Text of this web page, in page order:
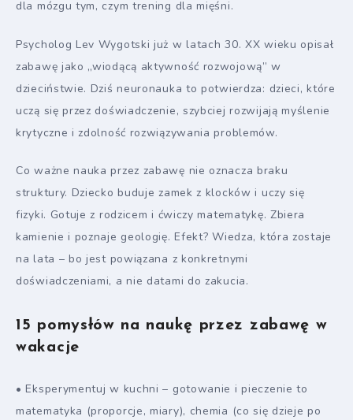
dla mózgu tym, czym trening dla mięśni.
Psycholog Lev Wygotski już w latach 30. XX wieku opisał
zabawę jako „wiodącą aktywność rozwojową” w
dzieciństwie. Dziś neuronauka to potwierdza: dzieci, które
uczą się przez doświadczenie, szybciej rozwijają myślenie
krytyczne i zdolność rozwiązywania problemów.
Co ważne nauka przez zabawę nie oznacza braku
struktury. Dziecko buduje zamek z klocków i uczy się
fizyki. Gotuje z rodzicem i ćwiczy matematykę. Zbiera
kamienie i poznaje geologię. Efekt? Wiedza, która zostaje
na lata – bo jest powiązana z konkretnymi
doświadczeniami, a nie datami do zakucia.
15 pomysłów na naukę przez zabawę w
wakacje
• Eksperymentuj w kuchni – gotowanie i pieczenie to
matematyka (proporcje, miary), chemia (co się dzieje po